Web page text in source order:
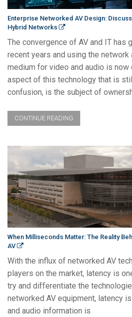
Enterprise Networked AV Design:
Hybrid Networks
The convergence of AV and IT has
recent years and using the
medium for video and audio is now
aspect of this technology that is
confusion, is the subject of
CONTINUE READING
When Milliseconds Matter: The Reality
AV
With the influx of networked AV
players on the market, latency is
try and differentiate the
networked AV equipment, latency
and audio information is